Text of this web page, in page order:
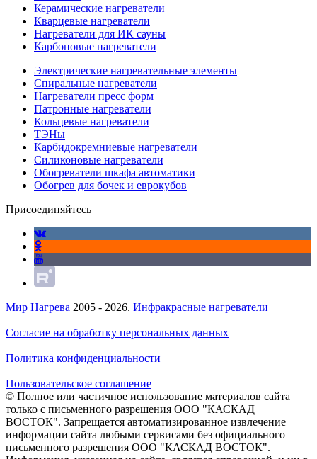
Керамические нагреватели
Кварцевые нагреватели
Нагреватели для ИК сауны
Карбоновые нагреватели
Электрические нагревательные элементы
Спиральные нагреватели
Нагреватели пресс форм
Патронные нагреватели
Кольцевые нагреватели
ТЭНы
Карбидокремниевые нагреватели
Силиконовые нагреватели
Обогреватели шкафа автоматики
Обогрев для бочек и еврокубов
Присоединяйтесь
Мир Нагрева 2005 - 2026. Инфракрасные нагреватели
Согласие на обработку персональных данных
Политика конфиденциальности
Пользовательское соглашение
© Полное или частичное использование материалов сайта
только с письменного разрешения ООО "КАСКАД
ВОСТОК". Запрещается автоматизированное извлечение
информации сайта любыми сервисами без официального
письменного разрешения ООО "КАСКАД ВОСТОК".